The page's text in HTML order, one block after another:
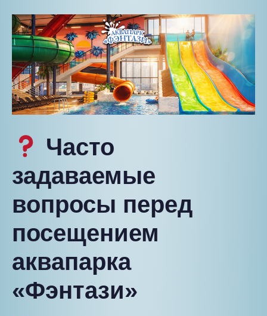
Часто
задаваемые
вопросы перед
посещением
аквапарка
«Фэнтази»